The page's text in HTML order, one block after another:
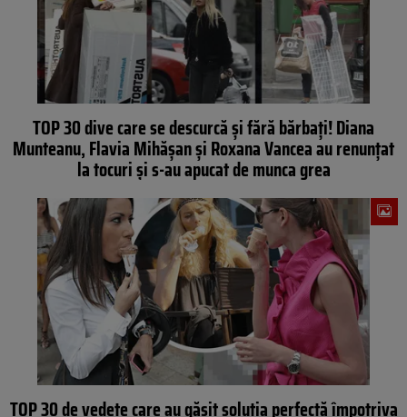
TOP 30 dive care se descurcă și fără bărbați! Diana
Munteanu, Flavia Mihășan și Roxana Vancea au renunțat
la tocuri și s-au apucat de munca grea
TOP 30 de vedete care au găsit soluţia perfectă împotriva